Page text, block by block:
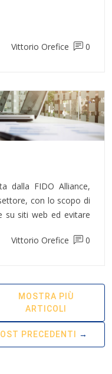
Vittorio Orefice 0
dalla FIDO Alliance,
con lo scopo di
su siti web ed evitare
Vittorio Orefice 0
MOSTRA PIÙ
ARTICOLI
PRECEDENTI